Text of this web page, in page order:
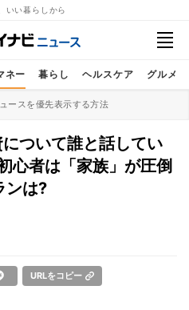
いい暮らしから
ネー 暮らし ヘルスケア グルメ
ースを優先表示する方法
ついて誰と話してい
心者は「家族」が圧倒
ンは?
URLをコピー